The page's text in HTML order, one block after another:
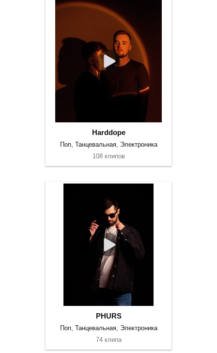
Harddope
Поп, Танцевальная, Электроника
108 клипов
PHURS
Поп, Танцевальная, Электроника
74 клипа